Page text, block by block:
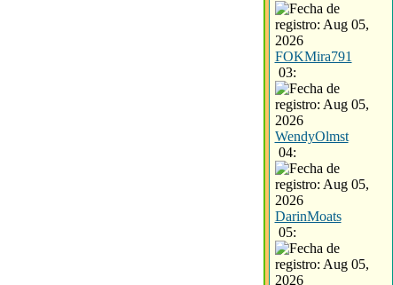
FOKMira791
03:
WendyOlmst
04:
DarinMoats
05: